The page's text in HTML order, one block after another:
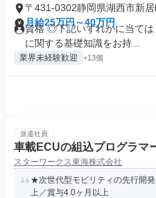
〒431-0302静岡県湖西市新
月給25万円～40万円
資格 ◎下記いずれかに当ては
に関する基礎知識をお持...
業界未経験歓迎 +13個
派遣社員
車載ECUの組込プログラマ
スターワークス東海株式会社
★次世代型モビリティの先行開
上／賞与4.0ヶ月以上